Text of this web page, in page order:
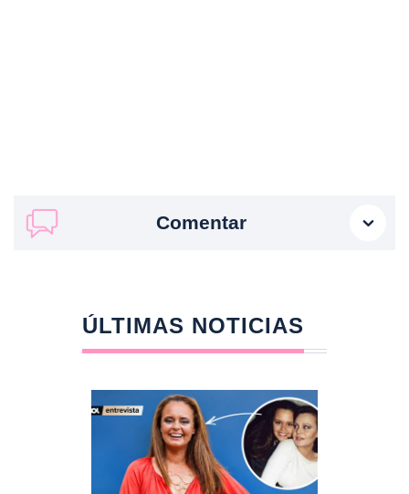
Comentar
ÚLTIMAS NOTICIAS